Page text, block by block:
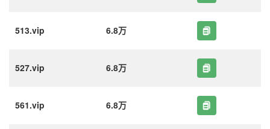
513.vip 6.8万
527.vip 6.8万
561.vip 6.8万